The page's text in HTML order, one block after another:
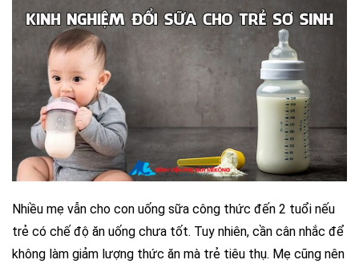
Nhiều mẹ vẫn cho con uống sữa công thức đến 2 tuổi nếu
trẻ có chế độ ăn uống chưa tốt. Tuy nhiên, cần cân nhắc để
không làm giảm lượng thức ăn mà trẻ tiêu thụ. Mẹ cũng nên